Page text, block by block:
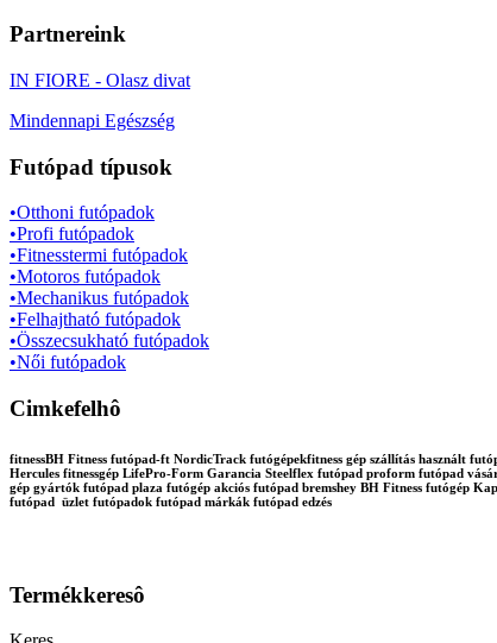
Partnereink
IN FIORE - Olasz divat
Mindennapi Egészség
Futópad típusok
•Otthoni futópadok
•Profi futópadok
•Fitnesstermi futópadok
•Motoros futópadok
•Mechanikus futópadok
•Felhajtható futópadok
•Összecsukható futópadok
•Női futópadok
Cimkefelhô
fitnessBH Fitness futópad-ft NordicTrack futógépekfitness gép szállítás használt
Hercules fitnessgép LifePro-Form Garancia Steelflex futópad proform futópad
gép gyártók futópad plaza futógép akciós futópad bremshey BH Fitness futógép
futópad üzlet futópadok futópad márkák futópad edzés
Termékkeresô